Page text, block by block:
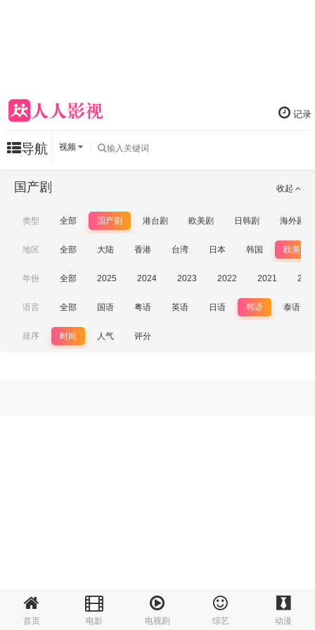
记录
导航 视频
首页 电影 电视剧 综艺 动漫
收起
国产剧
类型 全部 国产剧 港台剧 欧美剧 日韩剧 海外剧
地区 全部 大陆 香港 台湾 日本 韩国 欧美
年份 全部 2025 2024 2023 2022 2021
语言 全部 国语 粤语 英语 日语 韩语 泰语
排序 时间 人气 评分